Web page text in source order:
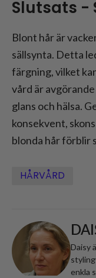
Slutsats -
Blont hår är
sällsynta. Detta
färgning, vilket
vård är
glans och hälsa.
konsekvent,
blonda hår förblir
HÅRVÅRD
Daisy
enkla